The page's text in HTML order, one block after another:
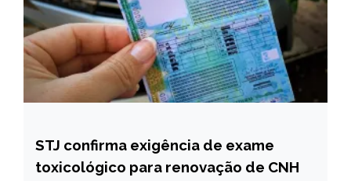
BRASIL
NOTÍCIAS
STJ confirma exigência de exame
toxicológico para renovação de CNH